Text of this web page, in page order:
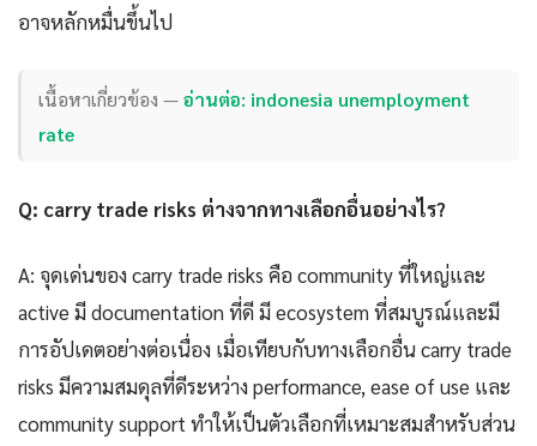
อาจหลักหมื่นขึ้นไป
เนื้อหาเกี่ยวข้อง —อ่านต่อ: indonesia unemployment
rate
Q: carry trade risks ต่างจากทางเลือกอื่นอย่างไร?
A: จุดเด่นของ carry trade risks คือ community ที่ใหญ่และ
active มี documentation ที่ดี มี ecosystem ที่สมบูรณ์และมี
การอัปเดตอย่างต่อเนื่อง เมื่อเทียบกับทางเลือกอื่น carry trade
risks มีความสมดุลที่ดีระหว่าง performance, ease of use และ
community support ทำให้เป็นตัวเลือกที่เหมาะสมสำหรับส่วน